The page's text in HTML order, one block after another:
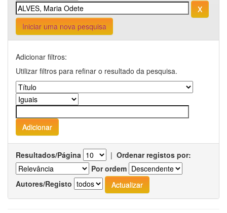
Iniciar uma nova pesquisa
Adicionar filtros:
Utilizar filtros para refinar o resultado da pesquisa.
Resultados/Página | Ordenar registos por:
Por ordem
Autores/Registo